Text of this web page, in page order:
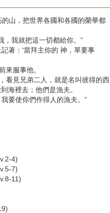
山，把世界各國和各國的榮華都
，我就把這一切都給你。”
著：‘當拜主你的 神，單要事
來服事他。
看見兄弟二人，就是名叫彼得的西
海裡去；他們是漁夫。
要使你們作得人的漁夫。”
4)
7)
11)